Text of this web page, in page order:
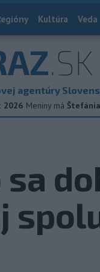
Kultúra Veda
.SK
agentúry
2026 Meniny má Štefánia